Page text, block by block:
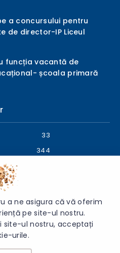
a concursului pentru
de director-IP Liceul
funcția vacantă de
școala primară
33
344
Ialoveni - Toate drepturile
a ne asigura că vă oferim
pe site-ul nostru.
site-ul nostru, acceptați
urile.